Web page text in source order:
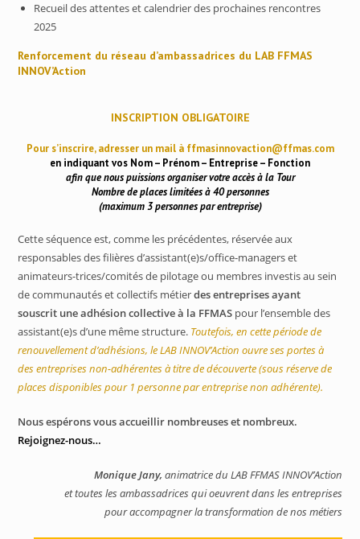
Recueil des attentes et calendrier des prochaines rencontres
2025
Renforcement du réseau d’ambassadrices du LAB FFMAS
INNOV’Action
INSCRIPTION OBLIGATOIRE
Pour s’inscrire, adresser un mail à ffmasinnovaction@ffmas.com
en indiquant vos Nom – Prénom – Entreprise – Fonction
afin que nous puissions organiser votre accès à la Tour
Nombre de places limitées à 40 personnes
(maximum 3 personnes par entreprise)
Cette séquence est, comme les précédentes, réservée aux
responsables des filières d’assistant(e)s/office-managers et
animateurs-trices/comités de pilotage ou membres investis au sein
de communautés et collectifs métierdes entreprises ayant
souscrit une adhésion collective à la FFMAS pour l’ensemble des
assistant(e)s d’une même structure. Toutefois, en cette période de
renouvellement d’adhésions, le LAB INNOV’Action ouvre ses portes à
des entreprises non-adhérentes à titre de découverte (sous réserve de
places disponibles pour 1 personne par entreprise non adhérente).
Nous espérons vous accueillir nombreuses et nombreux.
Rejoignez-nous…
Monique Jany, animatrice du LAB FFMAS INNOV’Action
et toutes les ambassadrices qui oeuvrent dans les entreprises
pour accompagner la transformation de nos métiers